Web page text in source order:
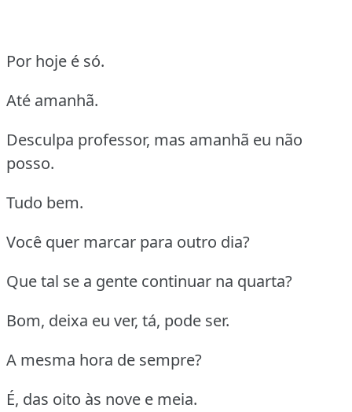
Por hoje é só.
Até amanhã.
Desculpa professor, mas amanhã eu não
posso.
Tudo bem.
Você quer marcar para outro dia?
Que tal se a gente continuar na quarta?
Bom, deixa eu ver, tá, pode ser.
A mesma hora de sempre?
É, das oito às nove e meia.